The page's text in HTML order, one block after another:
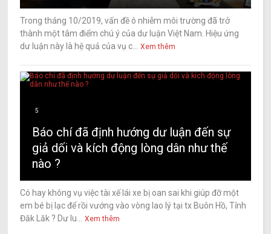
Trong tháng 10/2019, vấn đề ô nhiễm môi trường đã trở
thành một tâm điểm chú ý của dư luận Việt Nam. Hiệu ứng
dư luận này là hệ quả của vụ c... Xem thêm
5
Báo chí đã định hướng dư luận đến sự
giả dối và kích động lòng dân như thế
nào ?
Có hay không vụ việc tài xế lái xe bị oan sai khi giúp đỡ một
em bé bị lạc để rồi vướng vào vòng lao lý tại tx Buôn Hồ, Tỉnh
Đăk Lăk ? Dư lu... Xem thêm